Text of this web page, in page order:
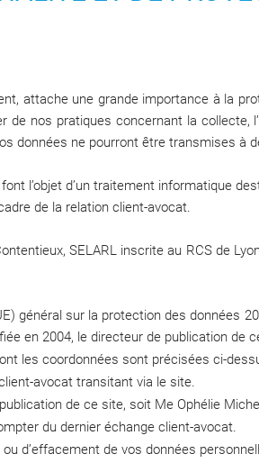
attache une grande importance à la
de nos pratiques concernant la
données ne pourront être transmises
l’objet d’un traitement informatique
de la relation client-avocat.
SELARL inscrite au RCS de
général sur la protection des données
en 2004, le directeur de publication de
les coordonnées sont précisées ci-
avocat transitant via le site.
de ce site, soit Me Ophélie
du dernier échange client-avocat.
d’effacement de vos données